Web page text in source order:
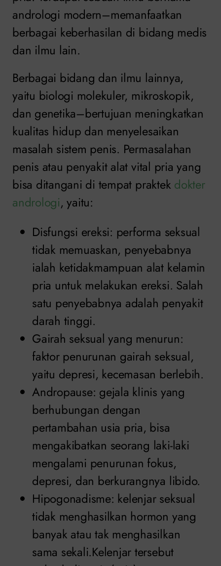
andrologi modern–memanfaatkan
berbagai keberhasilan di bidang medis
dan ilmu lain.
Berbagai bidang dan ilmu lainnya,
yaitu biologi molekuler, mikroskopik,
dan genetika–bertujuan meningkatkan
kualitas hidup dan menyelesaikan
masalah sistem penis. Permasalahan
penis atau penyakit alat vital pria yang
bisa ditangani di tempat praktek dokter
andrologi, yaitu:
Disfungsi ereksi: performa seksual
tidak memuaskan, penyebabnya
ialah ketidakmampuan alat kelamin
pria untuk melakukan ereksi. Salah
satu penyebabnya adalah penyakit
darah tinggi.
Gairah seksual yang menurun:
faktor penurunan gairah seksual,
yaitu depresi, kecemasan berlebih.
Andropause: gejala klinis yang
berhubungan dengan
pertambahan usia pria, bisa
mengakibatkan seorang laki-laki
mengalami penurunan fokus,
depresi, dan berkurangnya libido.
Hipogonadisme: kelenjar seksual
tidak menghasilkan hormon yang
banyak atau tak menghasilkan
sama sekali.Kelenjar tersebut